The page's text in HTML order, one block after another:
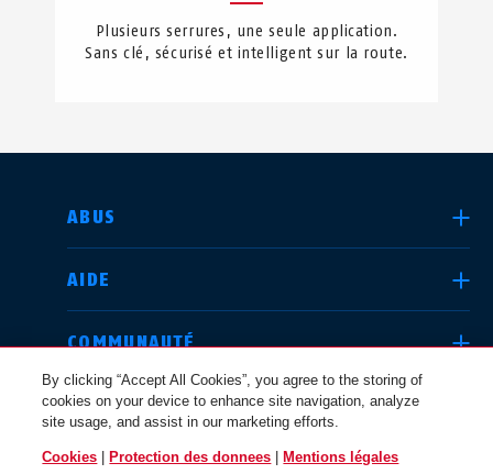
Plusieurs serrures, une seule application.
Sans clé, sécurisé et intelligent sur la route.
ABUS
AIDE
COMMUNAUTÉ
QUESTIONS JURIDIQUES
CHOISIR UN PAYS
Deutschland
By clicking “Accept All Cookies”, you agree to the storing of
cookies on your device to enhance site navigation, analyze
site usage, and assist in our marketing efforts.
Cookies Protection des donnees Mentions légales